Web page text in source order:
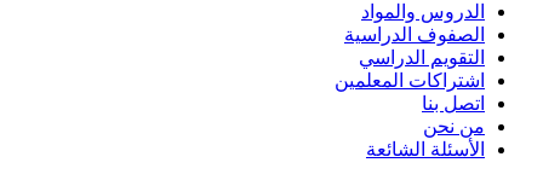
الدروس والمواد
الصفوف الدراسية
التقويم الدراسي
اشتراكات المعلمين
اتصل بنا
من نحن
الأسئلة الشائعة